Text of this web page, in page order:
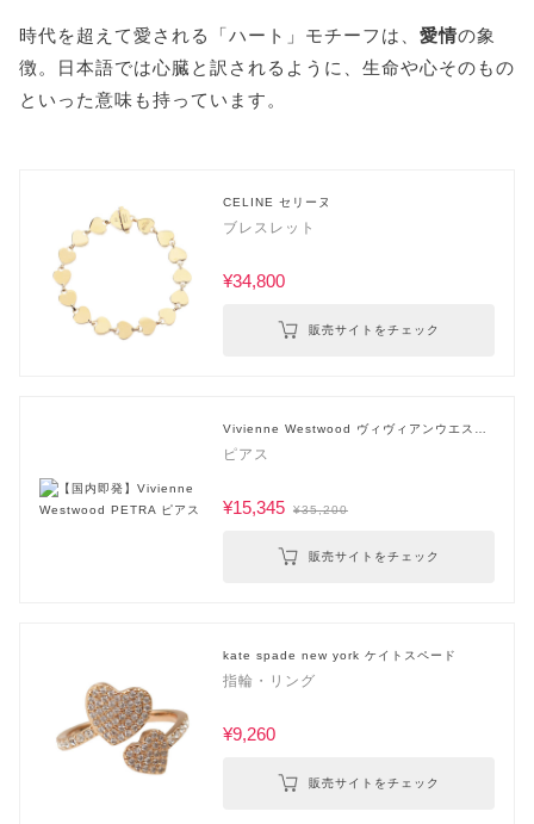
時代を超えて愛される「ハート」モチーフは、 愛情の象
徴。日本語では心臓と訳されるように、生命や心そのもの
といった意味も持っています。
CELINE セリーヌ
ブレスレット
¥34,800
販売サイトをチェック
Vivienne Westwood ヴィヴィアンウエスト
ウッド
ピアス
¥15,345 ¥35,200
販売サイトをチェック
kate spade new york ケイトスペード
指輪・リング
¥9,260
販売サイトをチェック